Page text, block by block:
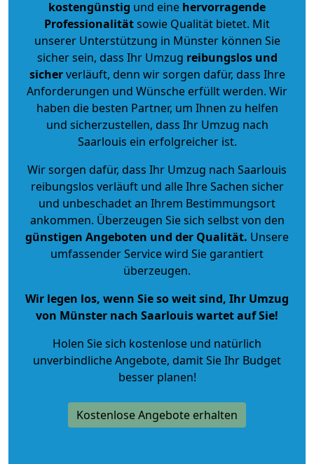
kostengünstig und eine hervorragende
Professionalitätsowie Qualität bietet. Mit
unserer Unterstützung in Münster können Sie
sicher sein, dass Ihr Umzug reibungslos und
sicherverläuft, denn wir sorgen dafür, dass Ihre
Anforderungen und Wünsche erfüllt werden. Wir
haben die besten Partner, um Ihnen zu helfen
und sicherzustellen, dass Ihr Umzug nach
Saarlouis ein erfolgreicher ist.
Wir sorgen dafür, dass Ihr Umzug nach Saarlouis
reibungslos verläuft und alle Ihre Sachen sicher
und unbeschadet an Ihrem Bestimmungsort
ankommen. Überzeugen Sie sich selbst von den
günstigen Angeboten und der Qualität. Unsere
umfassender Service wird Sie garantiert
überzeugen.
Wir legen los, wenn Sie so weit sind, Ihr Umzug
von Münster nach Saarlouis wartet auf Sie!
Holen Sie sich kostenlose und natürlich
unverbindliche Angebote, damit Sie Ihr Budget
besser planen!
Kostenlose Angebote erhalten